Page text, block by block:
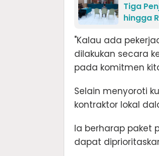
Tiga
hingga
"Kalau ada
dilakukan secara
pada komitmen
Selain menyoroti
kontraktor lokal
Ia berharap paket
dapat